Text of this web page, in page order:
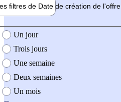
filtres de Date de création de l'offre
création de l'offre
Un jour
Trois jours
Une semaine
Deux semaines
Un mois